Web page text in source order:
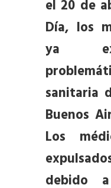
el 20 de
Día, los
ya
sanitaria
Buenos
Los
debido